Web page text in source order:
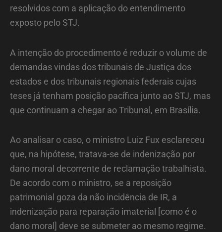
resolvidos com a aplicação do entendimento
exposto pelo STJ.
A intenção do procedimento é reduzir o volume de
demandas vindas dos tribunais de Justiça dos
estados e dos tribunais regionais federais cujas
teses já tenham posição pacífica junto ao STJ, mas
que continuam a chegar ao Tribunal, em Brasília.
Ao analisar o caso, o ministro Luiz Fux esclareceu
que, na hipótese, tratava-se de indenização por
dano moral decorrente de reclamação trabalhista.
De acordo com o ministro, se a reposição
patrimonial goza da não incidência de IR, a
indenização para reparação imaterial [como é o
dano moral] deve se submeter ao mesmo regime.